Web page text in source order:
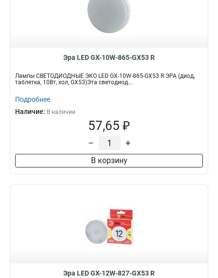
Эра LED GX-10W-865-GX53 R
Лампы СВЕТОДИОДНЫЕ ЭКО LED GX-10W-865-GX53 R ЭРА (диод,
таблетка, 10Вт, хол, GX53)Эта светодиод...
Подробнее
Наличие: В наличии
57,65 ₽
– +
В корзину
Эра LED GX-12W-827-GX53 R